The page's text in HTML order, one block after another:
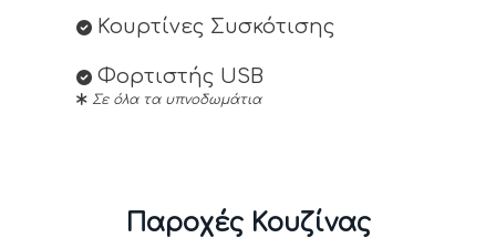
Κουρτίνες Συσκότισης
Φορτιστής USB
Σε όλα τα υπνοδωμάτια
Παροχές Κουζίνας